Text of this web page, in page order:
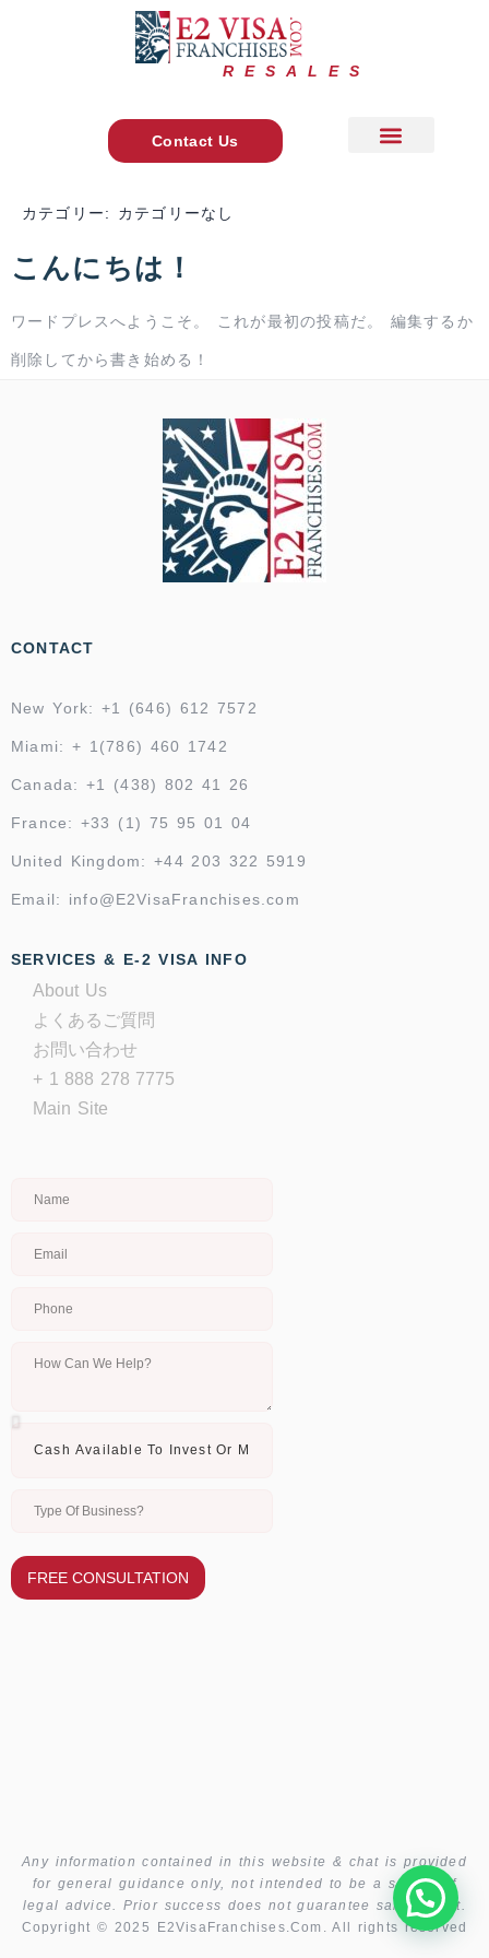
RESALES
Contact Us
カテゴリー: カテゴリーなし
こんにちは！
ワードプレスへようこそ。 これが最初の投稿だ。 編集するか
削除してから書き始める！
CONTACT
New York: +1 (646) 612 7572
Miami: + 1(786) 460 1742
Canada: +1 (438) 802 41 26
France: +33 (1) 75 95 01 04
United Kingdom: +44 203 322 5919
Email: info@E2VisaFranchises.com
SERVICES & E-2 VISA INFO
About Us
よくあるご質問
お問い合わせ
+ 1 888 278 7775
Main Site
FREE CONSULTATION
Any information contained in this website & chat is provided
for general guidance only, not intended to be a source of
legal advice. Prior success does not guarantee same result.
Copyright © 2025 E2VisaFranchises.Com. All rights reserved